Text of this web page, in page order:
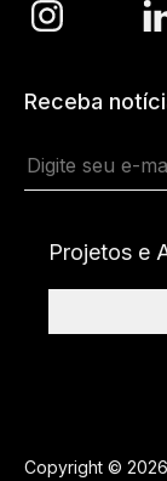
Copyright ©
Receba
Projetos e